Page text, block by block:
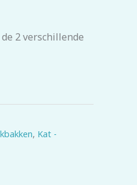
2 verschillende
, Kat -